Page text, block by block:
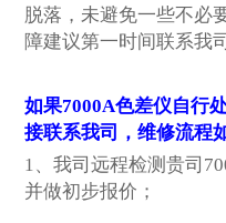
脱落，未避免一些不必
障建议第一时间联系我
如果7000A色差仪自行
接联系我司，维修流程
1、我司远程检测贵司
并做初步报价；